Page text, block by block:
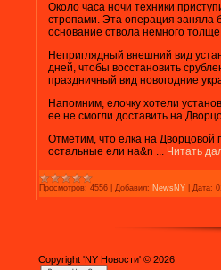
Около часа ночи техники
стропами. Эта операция заняла
основание ствола немного
Неприглядный внешний вид
дней, чтобы восстановить
праздничный вид новогодние
Напомним, елочку хотели
ее не смогли доставить на
Отметим, что елка на
остальные ели на&n ... Читать
Просмотров: 4556 Добавил: NewsNY Дата:
Copyright 'NY Новости' © 2026